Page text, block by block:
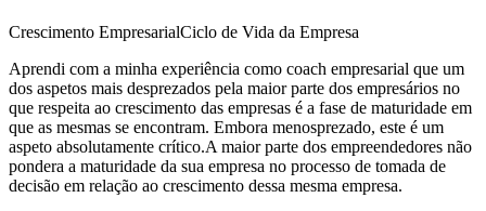
Crescimento EmpresarialCiclo de Vida da Empresa
Aprendi com a minha experiência como coach empresarial que um
dos aspetos mais desprezados pela maior parte dos empresários no
que respeita ao crescimento das empresas é a fase de maturidade em
que as mesmas se encontram. Embora menosprezado, este é um
aspeto absolutamente crítico.A maior parte dos empreendedores não
pondera a maturidade da sua empresa no processo de tomada de
decisão em relação ao crescimento dessa mesma empresa.